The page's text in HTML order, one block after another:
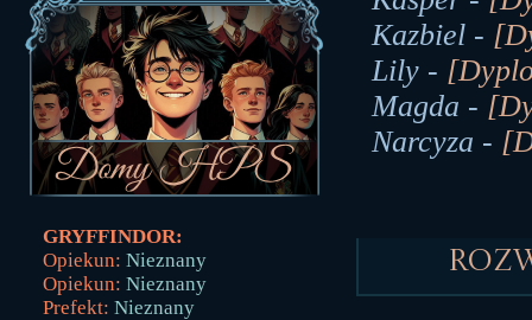
GRYFFINDOR:
Opiekun: Nieznany
Opiekun: Nieznany
Prefekt: Nieznany
Kazbiel -
Lily -
Magda -
Narcyza -